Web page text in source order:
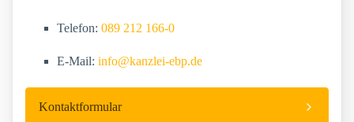
Telefon: 089 212 166-0
E-Mail: info@kanzlei-ebp.de
Kontaktformular